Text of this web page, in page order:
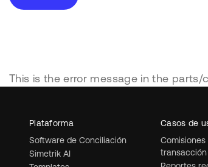
This is the error message in the
Plataforma
Software de Conciliación
Simetrik AI
Casos de
Comisiones
transacción